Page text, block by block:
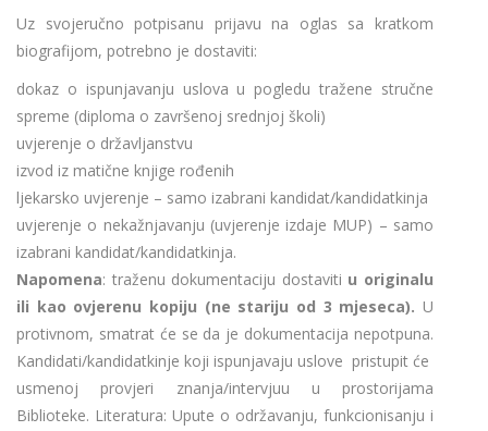
Uz svojeručno potpisanu prijavu na oglas sa kratkom
biografijom, potrebno je dostaviti:
dokaz o ispunjavanju uslova u pogledu tražene stručne
spreme (diploma o završenoj srednjoj školi)
uvjerenje o državljanstvu
izvod iz matične knjige rođenih
ljekarsko uvjerenje – samo izabrani kandidat/kandidatkinja
uvjerenje o nekažnjavanju (uvjerenje izdaje MUP) – samo
izabrani kandidat/kandidatkinja.
Napomena: traženu dokumentaciju dostaviti u originalu
ili kao ovjerenu kopiju (ne stariju od 3 mjeseca). U
protivnom, smatrat će se da je dokumentacija nepotpuna.
Kandidati/kandidatkinje koji ispunjavaju uslove pristupit će
usmenoj provjeri znanja/intervjuu u prostorijama
Biblioteke. Literatura: Upute o održavanju, funkcionisanju i